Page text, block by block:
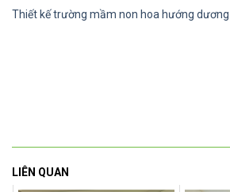
Thiết kế trường mầm non hoa hướng dương
LIÊN QUAN